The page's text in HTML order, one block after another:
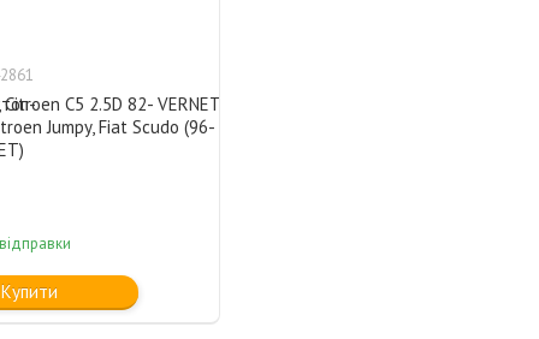
C5 2.5D 82- VERNET
Jumpy, Fiat Scudo (96-
Купити